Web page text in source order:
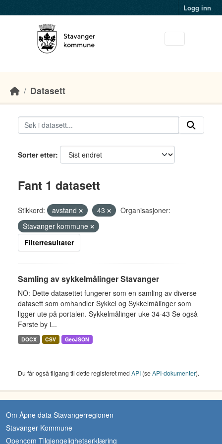
Logg inn
Datasett
Sorter etter
Fant 1 datasett
Stikkord: avstand 43
Organisasjoner:
Stavanger kommune
Filterresultater
Samling av sykkelmålinger Stavanger
NO: Dette datasettet fungerer som en samling av diverse
datasett som omhandler Sykkel og Sykkelmålinger som
ligger ute på portalen. Sykkelmålinger uke 34-43 Se også
Første by i...
DOCX CSV GeoJSON
Du får også tilgang til dette registeret med API (seAPI-dokumenter).
Om Åpne data Stavangerregionen
Stavanger Kommune
Opencom Tilgjengelighetserklæring